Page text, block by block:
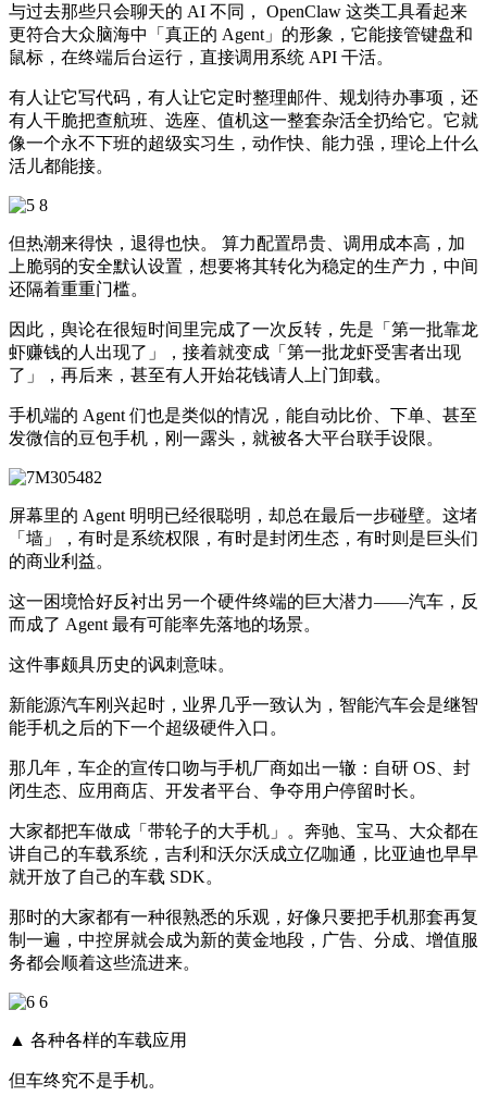
与过去那些只会聊天的 AI 不同， OpenClaw 这类工具看起来
更符合大众脑海中「真正的 Agent」的形象，它能接管键盘和
鼠标，在终端后台运行，直接调用系统 API 干活。
有人让它写代码，有人让它定时整理邮件、规划待办事项，还
有人干脆把查航班、选座、值机这一整套杂活全扔给它。它就
像一个永不下班的超级实习生，动作快、能力强，理论上什么
活儿都能接。
但热潮来得快，退得也快。 算力配置昂贵、调用成本高，加
上脆弱的安全默认设置，想要将其转化为稳定的生产力，中间
还隔着重重门槛。
因此，舆论在很短时间里完成了一次反转，先是「第一批靠龙
虾赚钱的人出现了」，接着就变成「第一批龙虾受害者出现
了」，再后来，甚至有人开始花钱请人上门卸载。
手机端的 Agent 们也是类似的情况，能自动比价、下单、甚至
发微信的豆包手机，刚一露头，就被各大平台联手设限。
屏幕里的 Agent 明明已经很聪明，却总在最后一步碰壁。这堵
「墙」，有时是系统权限，有时是封闭生态，有时则是巨头们
的商业利益。
这一困境恰好反衬出另一个硬件终端的巨大潜力——汽车，反
而成了 Agent 最有可能率先落地的场景。
这件事颇具历史的讽刺意味。
新能源汽车刚兴起时，业界几乎一致认为，智能汽车会是继智
能手机之后的下一个超级硬件入口。
那几年，车企的宣传口吻与手机厂商如出一辙：自研 OS、封
闭生态、应用商店、开发者平台、争夺用户停留时长。
大家都把车做成「带轮子的大手机」。奔驰、宝马、大众都在
讲自己的车载系统，吉利和沃尔沃成立亿咖通，比亚迪也早早
就开放了自己的车载 SDK。
那时的大家都有一种很熟悉的乐观，好像只要把手机那套再复
制一遍，中控屏就会成为新的黄金地段，广告、分成、增值服
务都会顺着这些流进来。
▲ 各种各样的车载应用
但车终究不是手机。